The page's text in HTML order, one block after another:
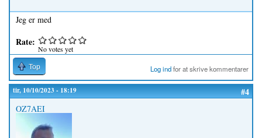
Jeg er med
Rate:
No votes yet
Top Log indfor at skrive kommentarer
tir, 10/10/2023 - 18:19 #4
OZ7AEI